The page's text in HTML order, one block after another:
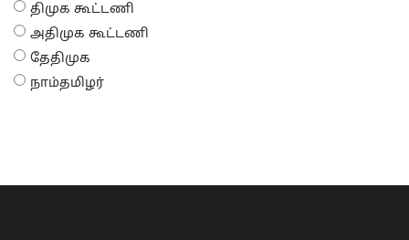
திமுக கூட்டணி
அதிமுக கூட்டணி
தேதிமுக
நாம்தமிழர்